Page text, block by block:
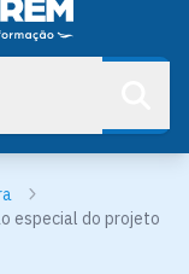
especial do projeto